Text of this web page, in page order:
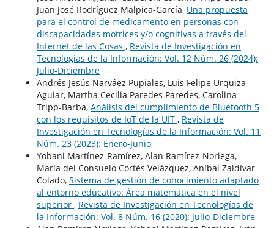
Juan José Rodríguez Malpica-García, Una propuesta
para el control de medicamento en personas con
discapacidades motrices y/o cognitivas a través del
Internet de las Cosas , Revista de Investigación en
Tecnologías de la Información: Vol. 12 Núm. 26 (2024):
Julio-Diciembre
Andrés Jesús Narváez Pupiales, Luis Felipe Urquiza-
Aguiar, Martha Cecilia Paredes Paredes, Carolina
Tripp-Barba, Análisis del cumplimiento de Bluetooth 5
con los requisitos de IoT de la UIT , Revista de
Investigación en Tecnologías de la Información: Vol. 11
Núm. 23 (2023): Enero-Junio
Yobani Martínez-Ramírez, Alan Ramírez-Noriega,
María del Consuelo Cortés Velázquez, Aníbal Zaldívar-
Colado, Sistema de gestión de conocimiento adaptado
al entorno educativo: Área matemática en el nivel
superior , Revista de Investigación en Tecnologías de
la Información: Vol. 8 Núm. 16 (2020): Julio-Diciembre